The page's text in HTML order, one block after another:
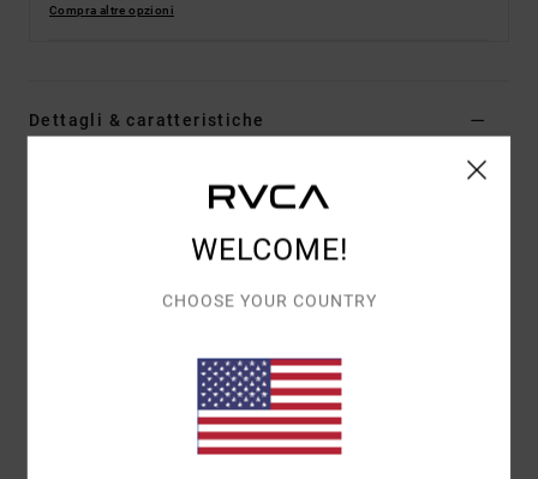
Compra altre opzioni
Dettagli & caratteristiche
Pantaloni della tuta con vita elasticizzata Nero Uomo
Codice colore
vestibilità relaxed
vita elastica
chiusura con coulisse
WELCOME!
CHOOSE YOUR COUNTRY